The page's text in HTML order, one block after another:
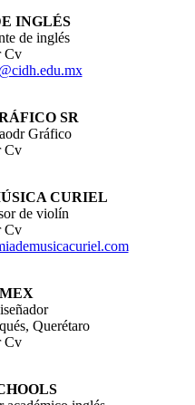
INGLÉS
de inglés
Cv
SR
Gráfico
Cv
CURIEL
de violín
Cv
Querétaro
Cv